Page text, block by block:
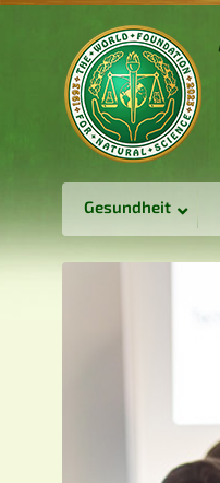
Gesundheit